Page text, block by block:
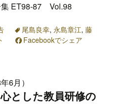
集 ET98-87 Vol.98
尾島良幸, 永島章江, 藤
Facebookでシェア
6月）
とした教員研修の